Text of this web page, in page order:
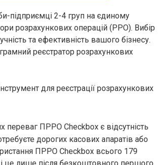
підприємці 2-4 груп на єдиному
розрахункових операцій (РРО). Вибір
та ефективність вашого бізнесу.
реєстратор розрахункових
для реєстрації розрахункових
переваг ПРРО Checkbox є відсутність
дорогих касових апаратів або
ПРРО Checkbox всього 179